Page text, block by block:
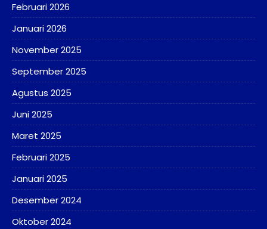
Februari 2026
Januari 2026
November 2025
September 2025
Agustus 2025
Juni 2025
Maret 2025
Februari 2025
Januari 2025
Desember 2024
Oktober 2024